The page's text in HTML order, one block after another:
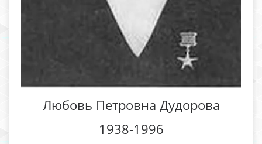
Любовь Петровна Дудорова
1938-1996